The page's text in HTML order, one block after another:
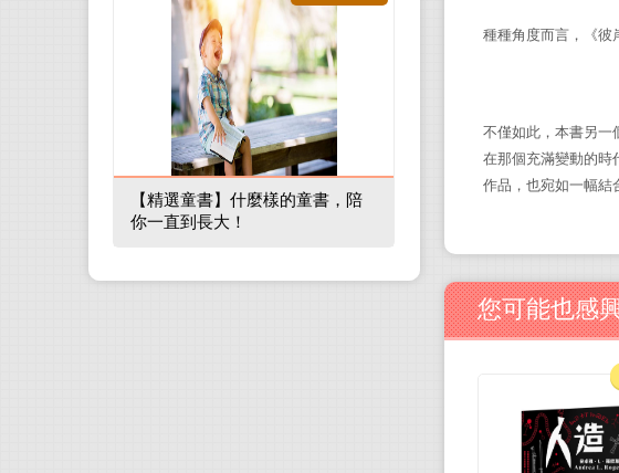
種種角度而言，《彼
不僅如此，本書另一
在那個充滿變動的時
作品，也宛如一幅結
您可能也感
【精選童書】什麼樣的童書，陪
你一直到長大！